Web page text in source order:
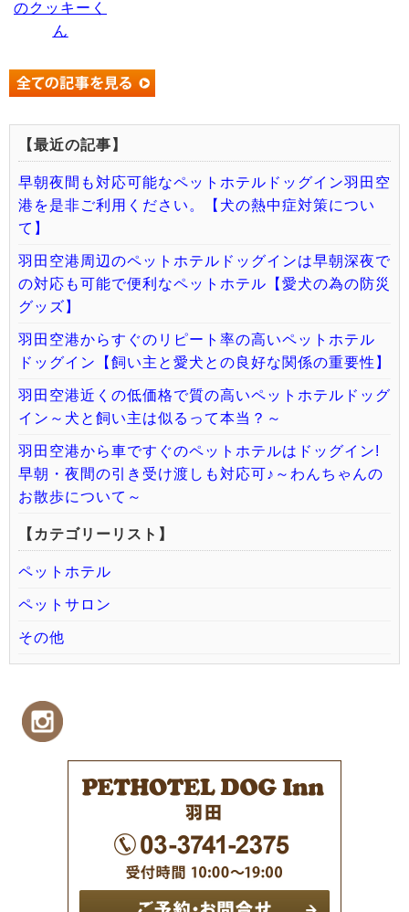
のクッキーく
ん
【最近の記事】
早朝夜間も対応可能なペットホテルドッグイン羽田空
港を是非ご利用ください。【犬の熱中症対策につい
て】
羽田空港周辺のペットホテルドッグインは早朝深夜で
の対応も可能で便利なペットホテル【愛犬の為の防災
グッズ】
羽田空港からすぐのリピート率の高いペットホテル
ドッグイン【飼い主と愛犬との良好な関係の重要性】
羽田空港近くの低価格で質の高いペットホテルドッグ
イン～犬と飼い主は似るって本当？～
羽田空港から車ですぐのペットホテルはドッグイン!
早朝・夜間の引き受け渡しも対応可♪～わんちゃんの
お散歩について～
【カテゴリーリスト】
ペットホテル
ペットサロン
その他